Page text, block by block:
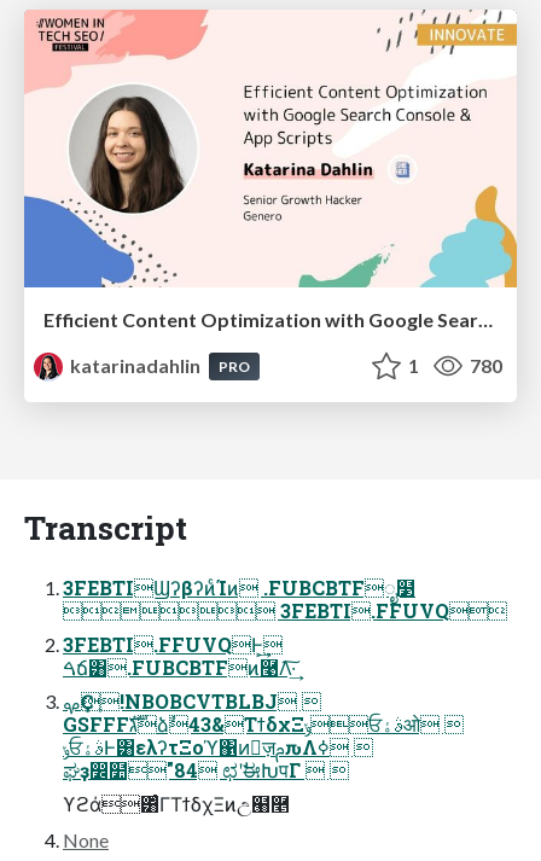
katarinadahlin
PRO 1 780
Transcript
3FEBTIϢʔβʔͷͨΊͷ .FUBCBTFೖ໳
 3FEBTI.FFUVQ
3FEBTI.FFUVQͰ͕͢
ࠓճ͸.FUBCBTFͷ࿩Λ͠·͢
ࡔҪֶ!NBOBCVTBLBJ 
GSFFFגࣜձࣾ43&ΤϯδχΞݸਓࣄۀओ 
ݸਓࣄۀͰ͸ελʔτΞοϓ΁ͷٕज़ࢧԉΛߦ͏ 
ಘҙ෼໺"84 ಛʹࣗಈԽपΓ  
ϒϩά͸ͬͨΓΤϯδχΞͷඋ๨࿥
None